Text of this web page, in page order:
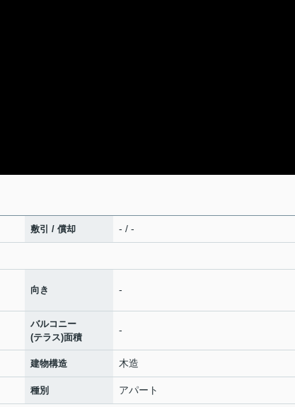
敷引 / 償却 - / -
向き -
バルコニー
(テラス)面積
-
建物構造 木造
種別 アパート